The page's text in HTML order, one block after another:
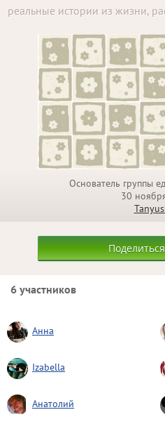
реальные истории из жизни,
Основатель группы
30
6 участников
Анна
Izabella
Анатолий